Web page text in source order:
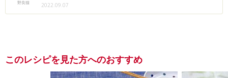
野良猫 2022.09.07
このレシピを見た方へのおすすめ